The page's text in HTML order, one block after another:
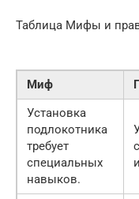
Таблица Мифы и
Миф
Установка
подлокотника
требует
специальных
навыков.